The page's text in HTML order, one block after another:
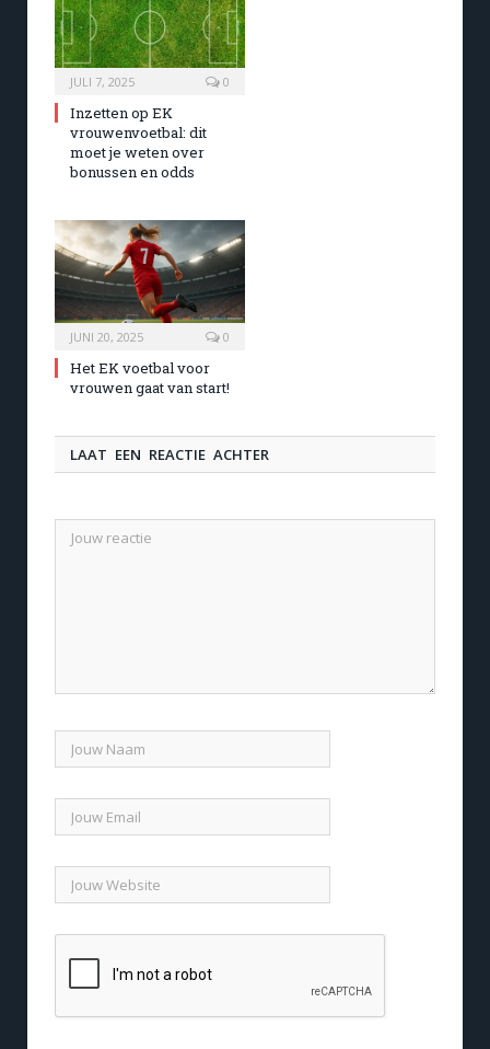
JULI 7, 2025 0
Inzetten op EK
vrouwenvoetbal: dit
moet je weten over
bonussen en odds
JUNI 20, 2025 0
Het EK voetbal voor
vrouwen gaat van start!
LAAT EEN REACTIE ACHTER